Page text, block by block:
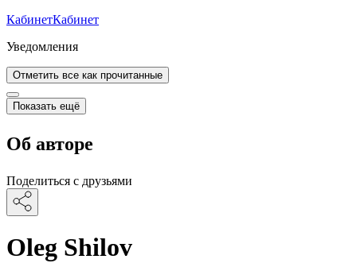
КабинетКабинет
Уведомления
Отметить все как прочитанные
Показать ещё
Об авторе
Поделиться с друзьями
Oleg Shilov